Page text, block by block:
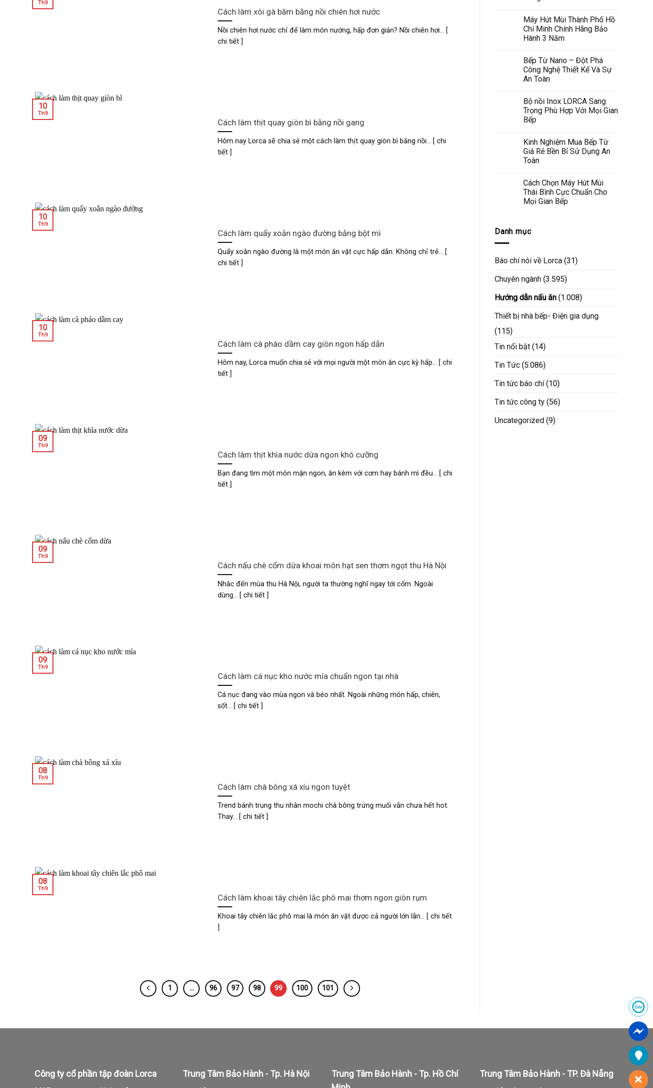
Cách làm xôi gà băm bằng nồi chiên hơi nước
Nồi chiên hơi nước chỉ để làm món nướng, hấp đơn giản? Nồi chiên hơi... [
chi tiết ]
Th9
Cách làm thịt quay giòn bì bằng nồi gang
Hôm nay Lorca sẽ chia sẻ một cách làm thịt quay giòn bì bằng nồi... [ chi
tiết ]
10
Th9
Cách làm quẩy xoắn ngào đường bằng bột mì
Quẩy xoắn ngào đường là một món ăn vặt cực hấp dẫn. Không chỉ trẻ... [
chi tiết ]
10
Th9
Cách làm cà pháo dầm cay giòn ngon hấp dẫn
Hôm nay, Lorca muốn chia sẻ với mọi người một món ăn cực kỳ hấp... [ chi
tiết ]
10
Th9
Cách làm thịt khìa nước dừa ngon khó cưỡng
Bạn đang tìm một món mặn ngon, ăn kèm với cơm hay bánh mì đều... [ chi
tiết ]
09
Th9
Cách nấu chè cốm dừa khoai môn hạt sen thơm ngọt thu Hà Nội
Nhắc đến mùa thu Hà Nội, người ta thường nghĩ ngay tới cốm. Ngoài
dùng... [ chi tiết ]
09
Th9
Cách làm cá nục kho nước mía chuẩn ngon tại nhà
Cá nục đang vào mùa ngon và béo nhất. Ngoài những món hấp, chiên,
sốt... [ chi tiết ]
09
Th9
Cách làm chà bông xá xíu ngon tuyệt
Trend bánh trung thu nhân mochi chà bông trứng muối vẫn chưa hết hot.
Thay... [ chi tiết ]
08
Th9
Cách làm khoai tây chiên lắc phô mai thơm ngon giòn rụm
Khoai tây chiên lắc phô mai là món ăn vặt được cả người lớn lẫn... [ chi tiết
]
08
Th9
1 … 96 97 98 99 100 101
Máy Hút Mùi Thành Phố Hồ
Chí Minh Chính Hãng Bảo
Hành 3 Năm
Bếp Từ Nano – Đột Phá
Công Nghệ Thiết Kế Và Sự
An Toàn
Bộ nồi Inox LORCA Sang
Trọng Phù Hợp Với Mọi Gian
Bếp
Kinh Nghiệm Mua Bếp Từ
Giá Rẻ Bền Bỉ Sử Dụng An
Toàn
Cách Chọn Máy Hút Mùi
Thái Bình Cực Chuẩn Cho
Mọi Gian Bếp
Danh mục
Báo chí nói về Lorca (31)
Chuyên ngành (3.595)
Hướng dẫn nấu ăn (1.008)
Thiết bị nhà bếp- Điện gia dụng
(115)
Tin nổi bật (14)
Tin Tức (5.086)
Tin tức báo chí(10)
Tin tức công ty (56)
Uncategorized (9)
Công ty cổ phần tập đoàn Lorca Trung Tâm Bảo Hành - Tp. Hà Nội
Trung Tâm Bảo Hành - Tp. Hồ Chí
Trung Tâm Bảo Hành - TP. Đà Nẵng